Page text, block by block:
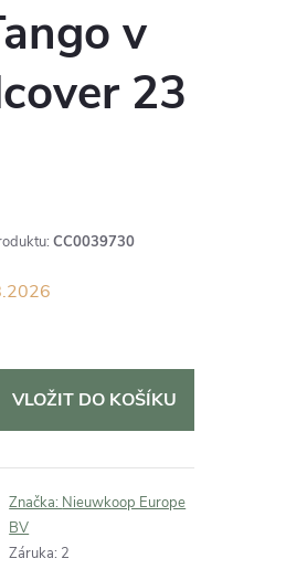
v
23
CC0039730
VLOŽIT DO KOŠÍKU
Značka: Nieuwkoop Europe
BV
Záruka: 2